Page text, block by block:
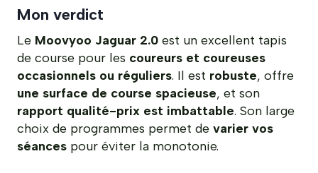
Mon verdict
Le Moovyoo Jaguar 2.0 est un excellent tapis
de course pour les coureurs et coureuses
occasionnels ou réguliers. Il est robuste, offre
une surface de course spacieuse, et son
rapport qualité-prix est imbattable. Son large
choix de programmes permet de varier vos
séances pour éviter la monotonie.